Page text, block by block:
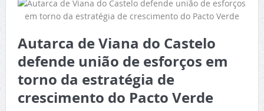
Autarca de Viana do Castelo
defende união de esforços em
torno da estratégia de
crescimento do Pacto Verde